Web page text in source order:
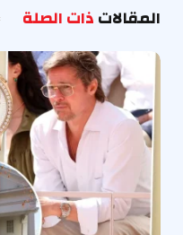
المقالاتذات الصلة